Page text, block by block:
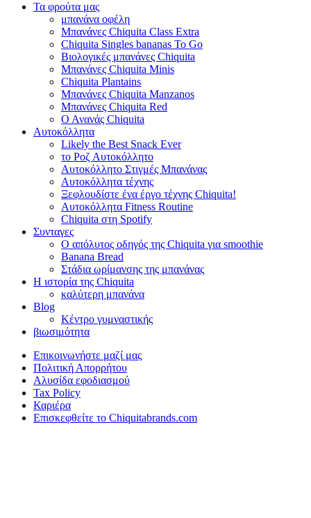
Τα φρούτα μας
μπανάνα οφέλη
Μπανάνες Chiquita Class Extra
Chiquita Singles bananas To Go
Βιολογικές μπανάνες Chiquita
Μπανάνες Chiquita Minis
Chiquita Plantains
Μπανάνες Chiquita Manzanos
Μπανάνες Chiquita Red
Ο Ανανάς Chiquita
Αυτοκόλλητα
Likely the Best Snack Ever
το Ροζ Αυτοκόλλητο
Αυτοκόλλητο Στιγμές Μπανάνας
Αυτοκόλλητα τέχνης
Ξεφλουδίστε ένα έργο τέχνης Chiquita!
Αυτοκόλλητα Fitness Routine
Chiquita στη Spotify
Συνταγες
Ο απόλυτος οδηγός της Chiquita για smoothie
Banana Bread
Στάδια ωρίμανσης της μπανάνας
Η ιστορία της Chiquita
καλύτερη μπανάνα
Blog
Κέντρο γυμναστικής
βιωσιμότητα
Επικοινωνήστε μαζί μας
Πολιτική Απορρήτου
Αλυσίδα εφοδιασμού
Tax Policy
Καριέρα
Επισκεφθείτε το Chiquitabrands.com